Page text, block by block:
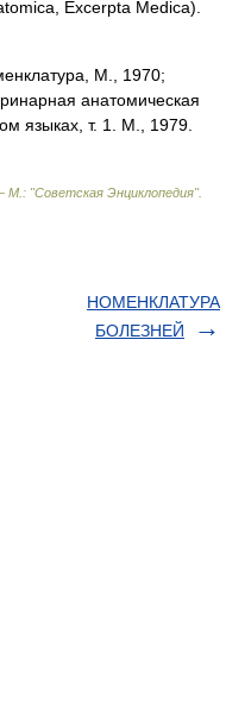
Excerpta Medica).
М., 1970;
анатомическая
языках, т. 1. М., 1979.
М.: "Советская Энциклопедия".
НОМЕНКЛАТУРА
БОЛЕЗНЕЙ